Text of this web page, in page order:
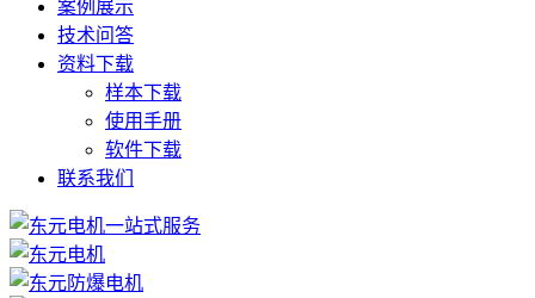
案例展示
技术问答
资料下载
样本下载
使用手册
软件下载
联系我们